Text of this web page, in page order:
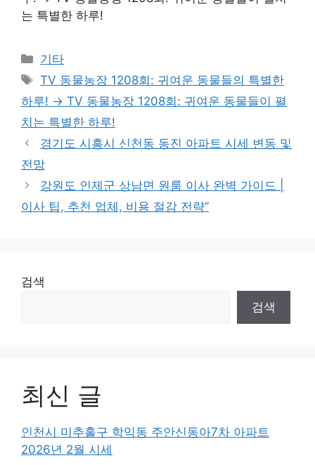
는 특별한 하루!
Categories
기타
Tags
TV 동물농장 1208회: 귀여운 동물들의 특별한
하루! → TV 동물농장 1208회: 귀여운 동물들이 펼
치는 특별한 하루!
경기도 시흥시 신천동 동진 아파트 시세 변동 및
전망
강원도 인제군 상남면 원룸 이사 완벽 가이드 |
이사 팁, 추천 업체, 비용 절감 전략”
검색
검색
최신 글
인천시 미추홀구 학익동 주안신동아7차 아파트
2026년 2월 시세